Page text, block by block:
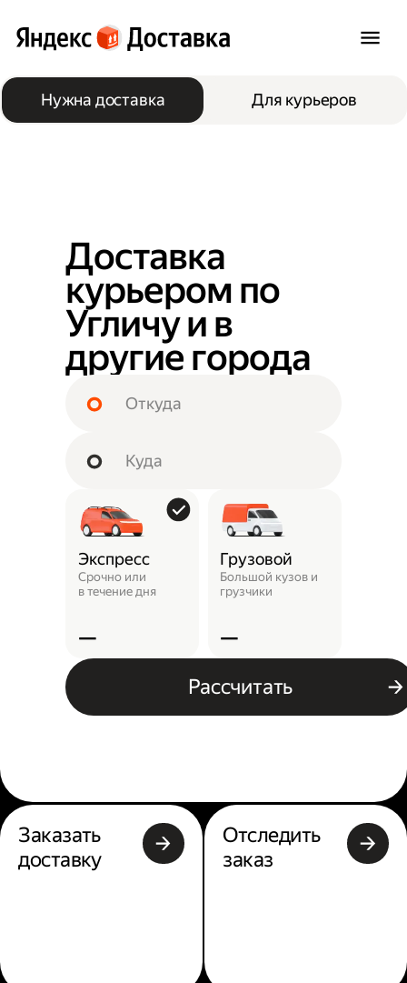
Нужна доставка Для курьеров
Доставка
курьером по
Угличу и в
другие города
Экспресс
Срочно или
в течение дня
—
Грузовой
Большой кузов и
грузчики
—
Рассчитать
Заказать
доставку
Отследить
заказ